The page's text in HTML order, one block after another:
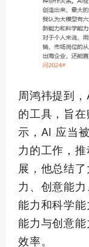
周鸿祎提到
的工具，旨
示，AI 应当
力的工作，
展，他总结
力、创意能
能力和科学
能力与创意
效率。